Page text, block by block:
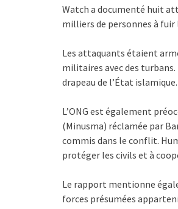
Watch a documenté huit
milliers de personnes à fuir
Les attaquants étaient
militaires avec des
drapeau de l’État islamique.
L’ONG est également
(Minusma) réclamée par
commis dans le conflit.
protéger les civils et à
Le rapport mentionne
forces présumées